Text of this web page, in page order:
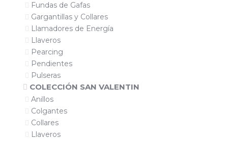
Fundas de Gafas
Gargantillas y Collares
Llamadores de Energía
Llaveros
Pearcing
Pendientes
Pulseras
COLECCIÓN SAN VALENTIN
Anillos
Colgantes
Collares
Llaveros